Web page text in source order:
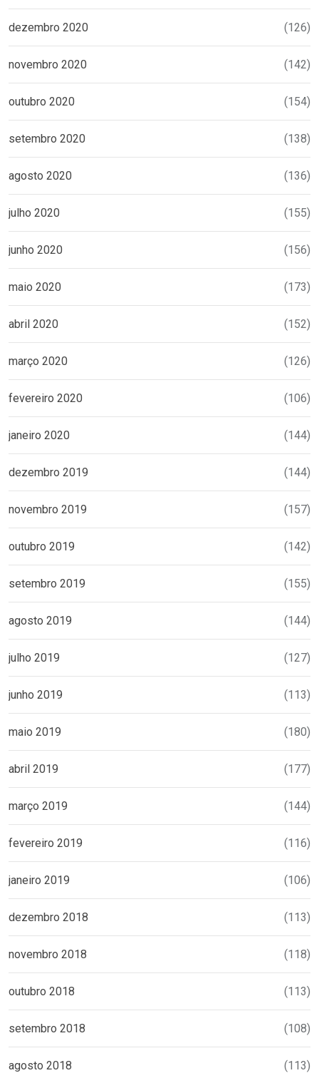
dezembro 2020 (126)
novembro 2020 (142)
outubro 2020 (154)
setembro 2020 (138)
agosto 2020 (136)
julho 2020 (155)
junho 2020 (156)
maio 2020 (173)
abril 2020 (152)
março 2020 (126)
fevereiro 2020 (106)
janeiro 2020 (144)
dezembro 2019 (144)
novembro 2019 (157)
outubro 2019 (142)
setembro 2019 (155)
agosto 2019 (144)
julho 2019 (127)
junho 2019 (113)
maio 2019 (180)
abril 2019 (177)
março 2019 (144)
fevereiro 2019 (116)
janeiro 2019 (106)
dezembro 2018 (113)
novembro 2018 (118)
outubro 2018 (113)
setembro 2018 (108)
agosto 2018 (113)